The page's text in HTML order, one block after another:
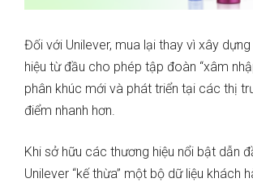
Đối với Unilever, mua lại thay vì xây
hiệu từ đầu cho phép tập đoàn “xâm
phân khúc mới và phát triển tại các thị
điểm nhanh hơn.
Khi sở hữu các thương hiệu nổi bật dẫn
Unilever “kế thừa” một bộ dữ liệu khách